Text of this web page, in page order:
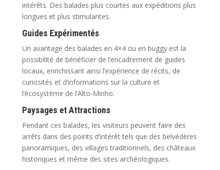
intérêts. Des balades plus courtes aux expéditions plus
longues et plus stimulantes.
Guides Expérimentés
Un avantage des balades en 4×4 ou en buggy est la
possibilité de bénéficier de l’encadrement de guides
locaux, enrichissant ainsi l’expérience de récits, de
curiosités et d’informations sur la culture et
l’écosystème de l’Alto-Minho.
Paysages et Attractions
Pendant ces balades, les visiteurs peuvent faire des
arrêts dans des points d’intérêt tels que des belvédères
panoramiques, des villages traditionnels, des châteaux
historiques et même des sites archéologiques.